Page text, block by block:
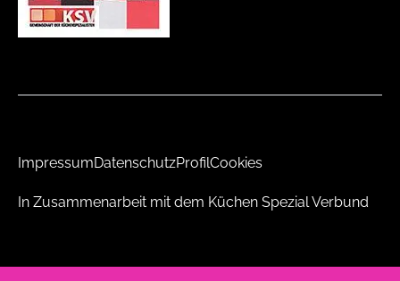
ImpressumDatenschutzProfilCookies
In Zusammenarbeit mit dem Küchen Spezial Verbund